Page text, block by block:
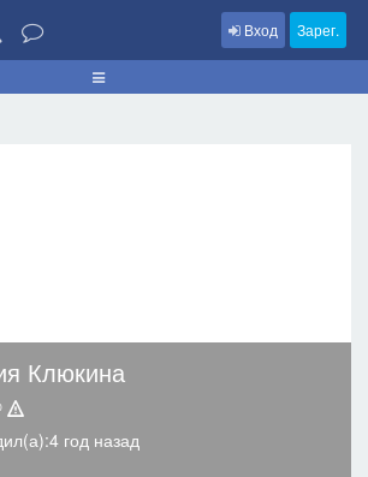
Вход Зарег.
Клюкина
год назад